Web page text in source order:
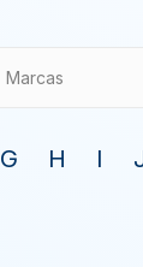
Marcas
G H I